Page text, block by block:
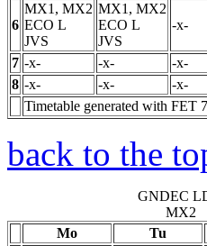
6
MX1, MX2
ECO L
JVS
MX1, MX2
ECO L
JVS
-x-
7 -x- -x- -x-
8 -x- -x- -x-
Timetable generated with FET
back to the
GNDEC
MX2
Mo
Tu